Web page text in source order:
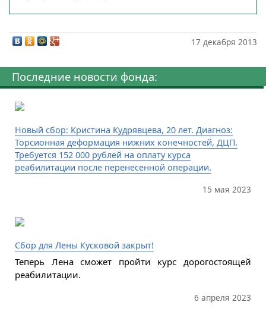
17 декабря 2013
Последние новости фонда:
Новый сбор: Кристина Кудрявцева, 20 лет. Диагноз:
Торсионная деформация нижних конечностей, ДЦП.
Требуется 152 000 рублей на оплату курса
реабилитации после перенесенной операции.
15 мая 2023
Сбор для Лены Кусковой закрыт!
Теперь Лена сможет пройти курс дорогостоящей
реабилитации.
6 апреля 2023